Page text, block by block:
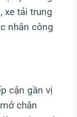
xe tải trung
nhân công
cận gần vị
chân